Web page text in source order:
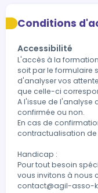
Conditions
Accessibilité
L'accès à la
soit par le formulaire
d'analyser vos
que celle-ci
A l'issue de l'analyse
confirmée ou non.
En cas de
contractualisation
Handicap :
Pour tout besoin
vous invitons à nous
contact@agil-asso-